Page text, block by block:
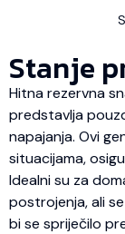
Stanje
Hitna rezervna
predstavlja
napajanja. Ovi
situacijama,
Idealni su za
postrojenja, ali
bi se spriječilo